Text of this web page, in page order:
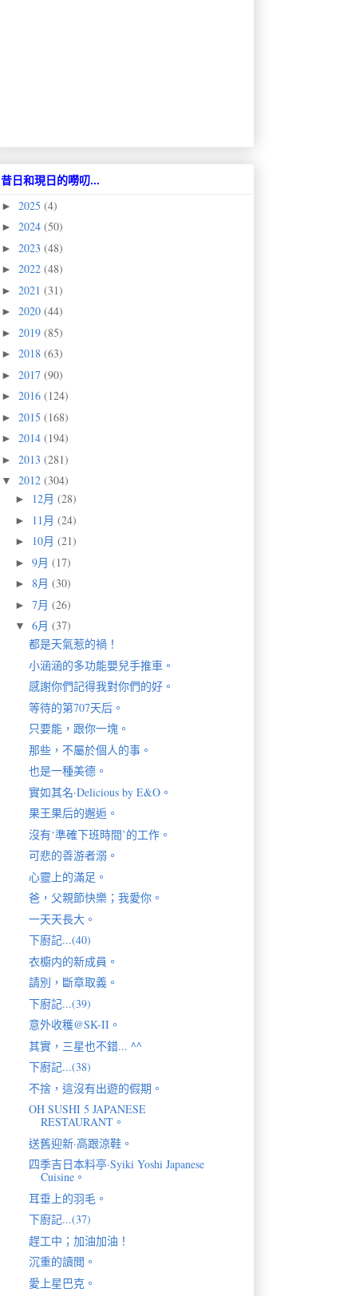
昔日和現日的嘮叨...
► 2025 (4)
► 2024 (50)
► 2023 (48)
► 2022 (48)
► 2021 (31)
► 2020 (44)
► 2019 (85)
► 2018 (63)
► 2017 (90)
► 2016 (124)
► 2015 (168)
► 2014 (194)
► 2013 (281)
▼ 2012 (304)
► 12月 (28)
► 11月 (24)
► 10月 (21)
► 9月 (17)
► 8月 (30)
► 7月 (26)
▼ 6月 (37)
都是天氣惹的禍！
小涵涵的多功能嬰兒手推車。
感謝你們記得我對你們的好。
等待的第707天后。
只要能，跟你一塊。
那些，不屬於個人的事。
也是一種美德。
實如其名·Delicious by E&O。
果王果后的邂逅。
沒有‘準確下班時間’的工作。
可悲的善游者溺。
心靈上的滿足。
爸，父親節快樂；我愛你。
一天天長大。
下廚記...(40)
衣櫥内的新成員。
請別，斷章取義。
下廚記...(39)
意外收穫@SK-II。
其實，三星也不錯... ^^
下廚記...(38)
不捨，這沒有出遊的假期。
OH SUSHI 5 JAPANESE
RESTAURANT。
送舊迎新·高跟涼鞋。
四季吉日本料亭·Syiki Yoshi Japanese
Cuisine。
耳垂上的羽毛。
下廚記...(37)
趕工中；加油加油！
沉重的讀閲。
愛上星巴克。